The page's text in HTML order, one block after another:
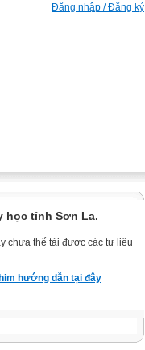
Đăng nhập / Đăng ký
học tỉnh Sơn La.
chưa thể tải được các tư liệu
hướng dẫn tại đây